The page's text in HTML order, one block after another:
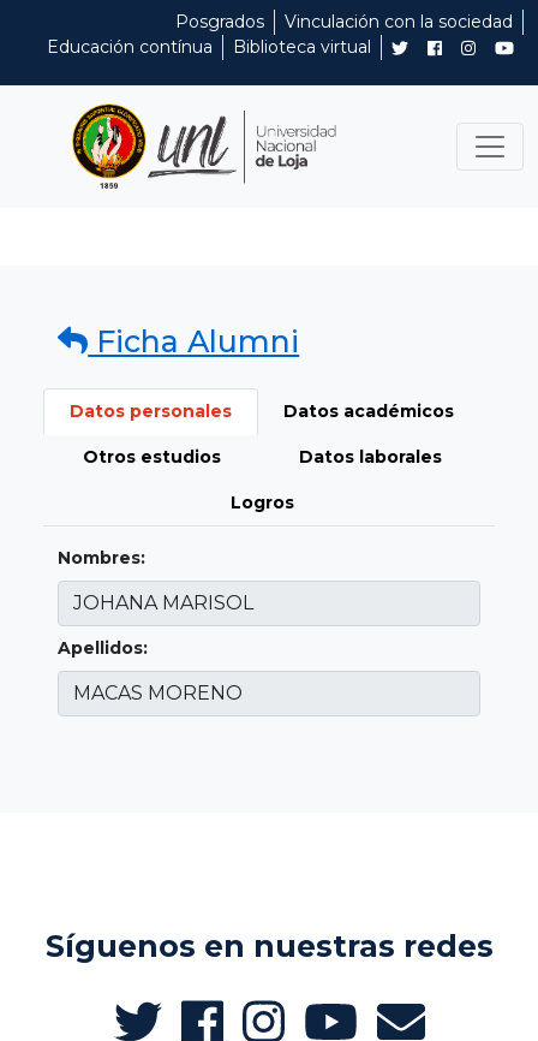
Posgrados
Vinculación con la sociedad
Educación contínua
Biblioteca virtual
Ficha Alumni
Datos personales Datos académicos
Otros estudios Datos laborales
Logros
Nombres:
Apellidos:
Síguenos en nuestras redes